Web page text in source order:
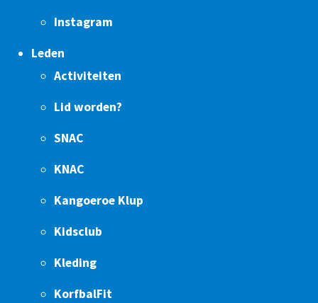
Instagram
Leden
Activiteiten
Lid worden?
SNAC
KNAC
Kangoeroe Klup
Kidsclub
Kleding
KorfbalFit